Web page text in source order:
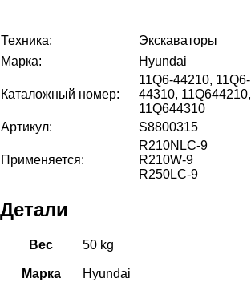
Техника:
Экскаваторы
Марка:
Hyundai
Каталожный номер:
11Q6-44210, 11Q6-
44310, 11Q644210,
11Q644310
Артикул:
S8800315
Применяется:
R210NLC-9
R210W-9
R250LC-9
Детали
Вес 50 kg
Марка Hyundai